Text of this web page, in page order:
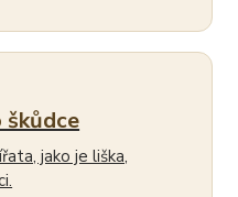
jako je liška,